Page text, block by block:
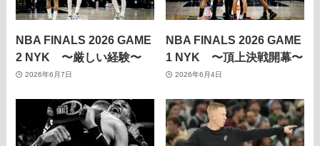
NBA FINALS 2026 GAME
2 NYK 〜厳しい経験〜
2026年6月7日
NBA FINALS 2026 GAME
1 NYK 〜頂上決戦開幕〜
2026年6月4日